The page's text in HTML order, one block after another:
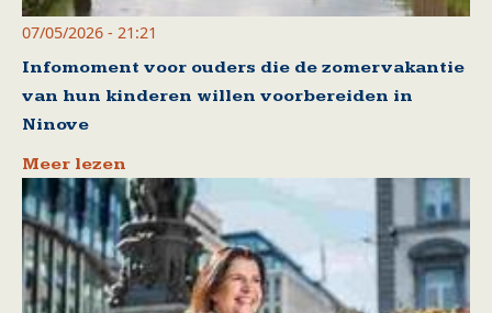
07/05/2026 - 21:21
Infomoment voor ouders die de zomervakantie
van hun kinderen willen voorbereiden in
Ninove
Meer lezen